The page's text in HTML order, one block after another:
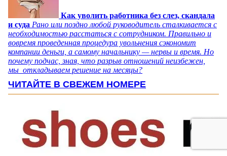
Как уволить работника без слез, скандала
и суда Рано или поздно любой руководитель сталкивается с
необходимостью расстаться с сотрудником. Правильно и
вовремя проведенная процедура увольнения сэкономит
компании деньги, а самому начальнику — нервы и время. Но
почему подчас, зная, что разрыв отношений неизбежен,
мы откладываем решение на месяцы?
ЧИТАЙТЕ В СВЕЖЕМ НОМЕРЕ